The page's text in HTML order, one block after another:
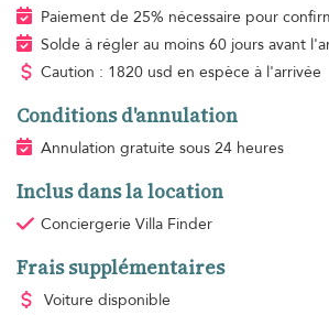
Paiement de 25% nécessaire pour
Solde à régler au moins 60 jours avant
Caution : 1820 usd en espèce à l'arrivée
Conditions d'annulation
Annulation gratuite sous 24 heures
Inclus dans la location
Conciergerie Villa Finder
Frais supplémentaires
Voiture disponible